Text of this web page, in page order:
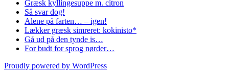
Græsk kyllingesuppe m. citron
Så svar dog!
Alene på farten… – igen!
Lækker græsk simreret: kokinisto*
Gå ud på den tynde is…
For budt for sprog nørder…
Proudly powered by WordPress